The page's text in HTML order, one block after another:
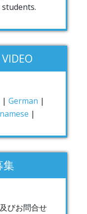
| German |
|
集
びお問合せ